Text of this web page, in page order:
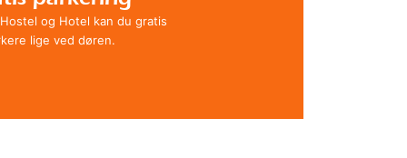
og Hotel kan du gratis
lige ved døren.